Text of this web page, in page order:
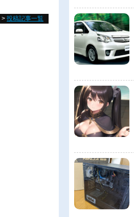
> 投稿記事一覧